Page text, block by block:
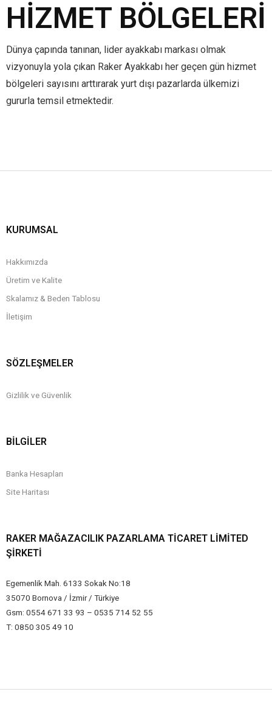
HIZMET BÖLGELERI
Dünya çapında tanınan, lider ayakkabı markası olmak
vizyonuyla yola çıkan Raker Ayakkabı her geçen gün hizmet
bölgeleri sayısını arttırarak yurt dışı pazarlarda ülkemizi
gururla temsil etmektedir.
KURUMSAL
Hakkımızda
Üretim ve Kalite
Skalamız & Beden Tablosu
İletişim
SÖZLEŞMELER
Gizlilik ve Güvenlik
BİLGİLER
Banka Hesapları
Site Haritası
RAKER MAĞAZACILIK PAZARLAMA TICARET LIMITED
ŞIRKETI
Egemenlik Mah. 6133 Sokak No:18
35070 Bornova / İzmir / Türkiye
Gsm: 0554 671 33 93 – 0535 714 52 55
T: 0850 305 49 10